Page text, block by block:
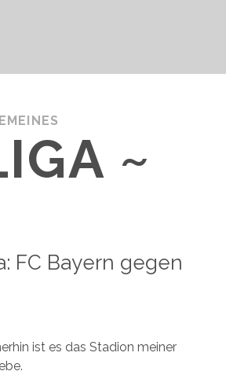
~
FC Bayern gegen
ist es das Stadion meiner